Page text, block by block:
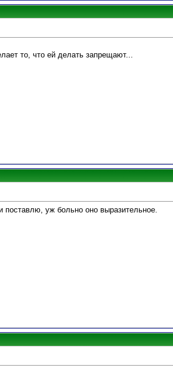
то, что ей делать запрещают...
уж больно оно выразительное.